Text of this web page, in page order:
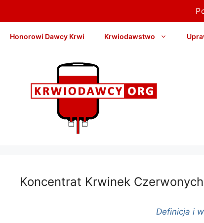
Honorowi Dawcy Krwi Krwiodawstwo
Koncentrat Krwinek
Definicja i